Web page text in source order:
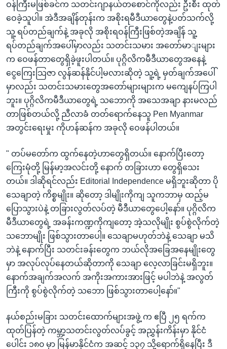
ဝန်ကြီးမဖြစ်ခင်က သတင်းဂျာနယ်တစောင်ကိုလည်း ဦးစီး ထုတ်
ဝေခဲ့သူပါ။ အဲဒီအချိန်တုန်းက အစိုးရမီဒီယာတွေနဲ့ပတ်သက်လို့
သူ့ ရပ်တည်ချက်နဲ့ အခုလို အစိုးရဝန်ကြီးဖြစ်တဲ့အချိန် သူ့
ရပ်တည်ချက်အပေါ်မှာလည်း သတင်းသမား အတော်မာျးများ
က ဝေဖန်တာတွေရှိခဲ့ဖူးပါတယ်။ ပုဂ္ဂိလိကမီဒီယာတွေအနေနဲ့
ငွေကြေးသြဇာ လွန်ဆန်နိုင်ပါ့မလားဆိုတဲ့ သူ့ရဲ့ မှတ်ချက်အပေါ်
မှာလည်း သတင်းသမားတွေအတော်များများက မကျေနပ်ကြပါ
ဘူး။ ပုဂ္ဂိလိကမီဒီယာတွေရဲ့ သဘောကို အသေအချာ နားမလည်
တာဖြစ်တယ်လို့ ညီလာခံ တတ်ရောက်နေသူ Pen Myanmar
အတွင်းရေးမှုး ကိုဟန်ဆန်က အခုလို ဝေဖန်ပါတယ်။
" တပ်မတော်က ထွက်နေတဲ့ဟာတွေရှိတယ်။ နောက်ပြီးတော့
ကြေးမုံတို့ မြန်မာ့အလင်းတို့ နောက် တခြားဟာ တွေရှိသေး
တယ်။ ဒါဆိုရင်လည်း Editorial Independence မရှိဘူးဆိုတာ ပို
သေချာတဲ့ ကိစ္စမျိုး။ ဆိုတော့ ဒါမျိုးကိုကျ သူကဘာမှ ထည့်မ
ပြောသွားပဲနဲ့ တခြားလွတ်လပ်တဲ့ မီဒီယာတွေပေါ့နော်။ ပုဂ္ဂိလိက
မီဒီယာတွေရဲ့ အခန်းကဏ္ဍကိုကျတော့ အဲ့သလိုမျိုး စွပ်စွဲလိုက်တဲ့
သဘောမျိုး ဖြစ်သွားတာပေါ့။ သေချာမဟုတ်ဘဲနဲ့ သေချာ မသိ
ဘဲနဲ့ နောက်ပြီး သတင်းခန်းတွေက ဘယ်လိုအခြေအနေမျိုးတွေ
မှာ အလုပ်လုပ်နေတယ်ဆိုတာကို သေချာ လေ့လာခြင်းမရှိဘူး။
နောက်အချက်အလက် အကိုးအကားအားဖြင့် မပါဘဲနဲ့ အလွတ်
ကြီးကို စွပ်စွဲလိုက်တဲ့ သဘော ဖြစ်သွားတာပေါ့နော်။"
နယ်စည်းမခြား သတင်းထောက်များအဖွဲ့ က ဧပြီ ၂၅ ရက်က
ထုတ်ပြန်တဲ့ ကမ္ဘာ့သတင်းလွတ်လပ်ခွင့် အညွှန်းကိန်းမှာ နိုင်ငံ
ပေါင်း ၁၈၀ မှာ မြန်မာနိုင်ငံက အဆင့် ၁၃၇ သို့ရောက်ရှိနေပြီး ဒီ